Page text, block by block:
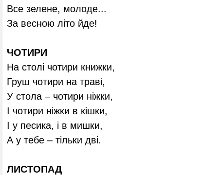
Все зелене, молоде...
За весною літо йде!
ЧОТИРИ
На столі чотири книжки,
Груш чотири на траві,
У стола – чотири ніжки,
І чотири ніжки в кішки,
І у песика, і в мишки,
А у тебе – тільки дві.
ЛИСТОПАД